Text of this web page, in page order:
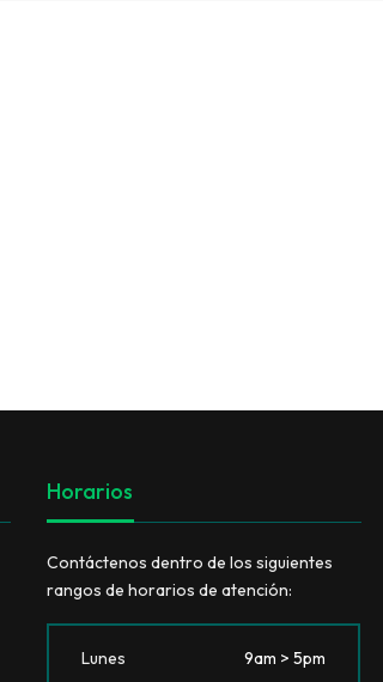
CÓMO
Horarios
Contáctenos dentro de los siguientes
rangos de horarios de atención:
Lunes 9am > 5pm